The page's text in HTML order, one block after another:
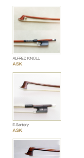
ALFRED KNOLL
ASK
E.Sartory
ASK